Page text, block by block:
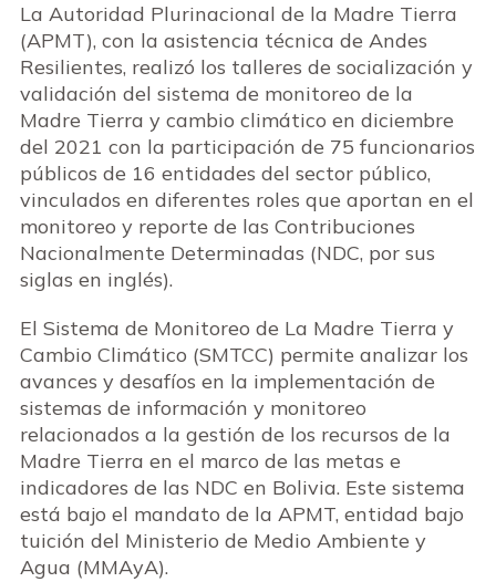
La Autoridad Plurinacional de la Madre Tierra
(APMT), con la asistencia técnica de Andes
Resilientes, realizó los talleres de socialización y
validación del sistema de monitoreo de la
Madre Tierra y cambio climático en diciembre
del 2021 con la participación de 75 funcionarios
públicos de 16 entidades del sector público,
vinculados en diferentes roles que aportan en el
monitoreo y reporte de las Contribuciones
Nacionalmente Determinadas (NDC, por sus
siglas en inglés).
El Sistema de Monitoreo de La Madre Tierra y
Cambio Climático (SMTCC) permite analizar los
avances y desafíos en la implementación de
sistemas de información y monitoreo
relacionados a la gestión de los recursos de la
Madre Tierra en el marco de las metas e
indicadores de las NDC en Bolivia. Este sistema
está bajo el mandato de la APMT, entidad bajo
tuición del Ministerio de Medio Ambiente y
Agua (MMAyA).